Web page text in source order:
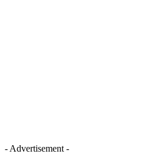
- Advertisement -